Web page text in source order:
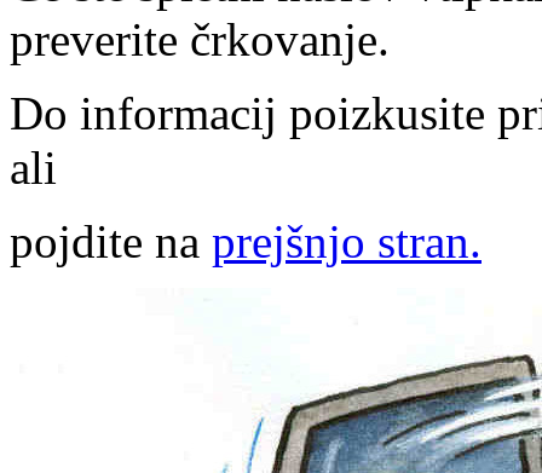
preverite črkovanje.
Do informacij poizkusite
ali
pojdite na prejšnjo stran.